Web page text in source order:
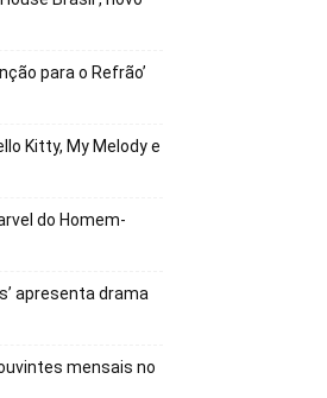
para o Refrão’
Kitty, My Melody e
do Homem-
apresenta drama
mensais no